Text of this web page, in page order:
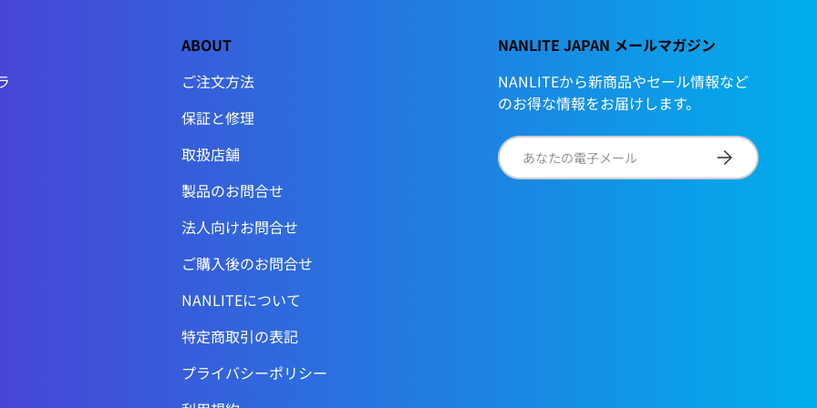
ABOUT
ご注文方法
保証と修理
取扱店舗
製品のお問合せ
法人向けお問合せ
ご購入後のお問合せ
NANLITEについて
特定商取引の表記
プライバシーポリシー
NANLITE JAPAN メールマガジン
NANLITEから新商品やセール情報など
のお得な情報をお届けします。
電子メール サブスクリプシ